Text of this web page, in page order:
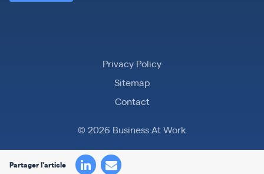
Privacy Policy
Sitemap
Contact
© 2026 Business At Work
Partager l'article